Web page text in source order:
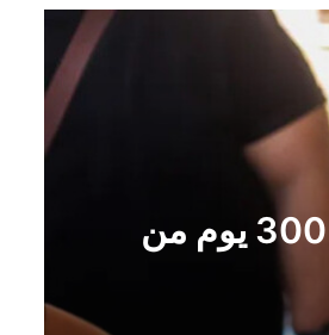
“اليونيسف”: مقتل 300 طفل في غزة خلال 300 يوم من